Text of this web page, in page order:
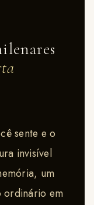
sente e o
invisível
um
ordinário em